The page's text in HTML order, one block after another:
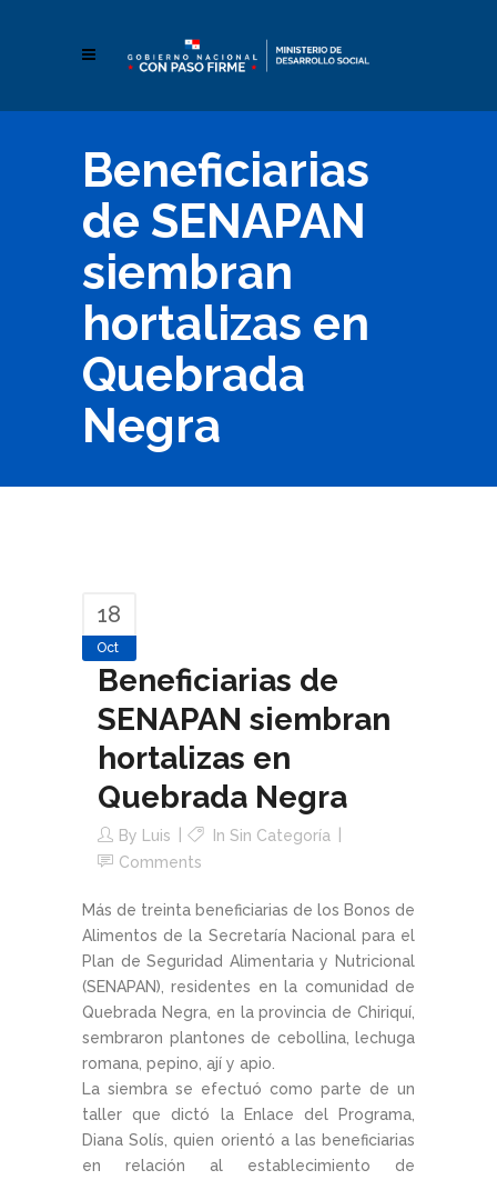
Beneficiarias
de SENAPAN
siembran
hortalizas en
Quebrada
Negra
18
Oct
Beneficiarias de
SENAPAN siembran
hortalizas en
Quebrada Negra
By Luis
In Sin Categoría
Comments
Más de treinta beneficiarias de los Bonos de
Alimentos de la Secretaría Nacional para el
Plan de Seguridad Alimentaria y Nutricional
(SENAPAN), residentes en la comunidad de
Quebrada Negra, en la provincia de Chiriquí,
sembraron plantones de cebollina, lechuga
romana, pepino, ají y apio.
La siembra se efectuó como parte de un
taller que dictó la Enlace del Programa,
Diana Solís, quien orientó a las beneficiarias
en relación al establecimiento de